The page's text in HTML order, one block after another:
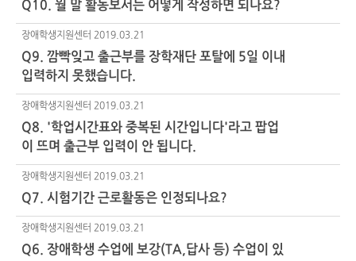
Q10. 월 말 활동보서는 어떻게 작성하면 되나요?
장애학생지원센터 2019.03.21
Q9. 깜빡잊고 출근부를 장학재단 포탈에 5일 이내
입력하지 못했습니다.
장애학생지원센터 2019.03.21
Q8. '학업시간표와 중복된 시간입니다'라고 팝업
이 뜨며 출근부 입력이 안 됩니다.
장애학생지원센터 2019.03.21
Q7. 시험기간 근로활동은 인정되나요?
장애학생지원센터 2019.03.21
Q6. 장애학생 수업에 보강(TA,답사 등) 수업이 있